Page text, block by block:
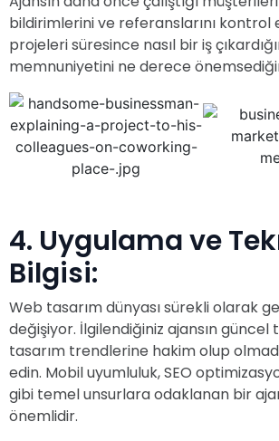
bildirimlerini ve referanslarını kontrol
projeleri süresince nasıl bir iş
memnuniyetini ne derece
4. Uygulama ve
Bilgisi:
Web tasarım dünyası sürekli olarak
değişiyor. İlgilendiğiniz ajansın güncel
tasarım trendlerine hakim olup
edin. Mobil uyumluluk, SEO
gibi temel unsurlara odaklanan bir
önemlidir.